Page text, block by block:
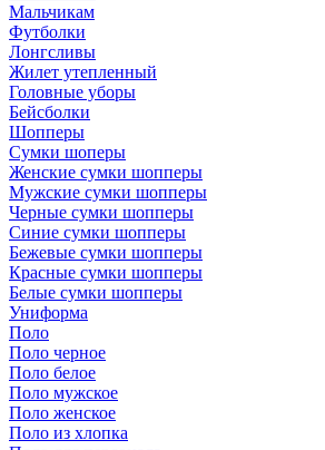
Мальчикам
Футболки
Лонгсливы
Жилет утепленный
Головные уборы
Бейсболки
Шопперы
Сумки шоперы
Женские сумки шопперы
Мужские сумки шопперы
Черные сумки шопперы
Синие сумки шопперы
Бежевые сумки шопперы
Красные сумки шопперы
Белые сумки шопперы
Униформа
Поло
Поло черное
Поло белое
Поло мужское
Поло женское
Поло из хлопка